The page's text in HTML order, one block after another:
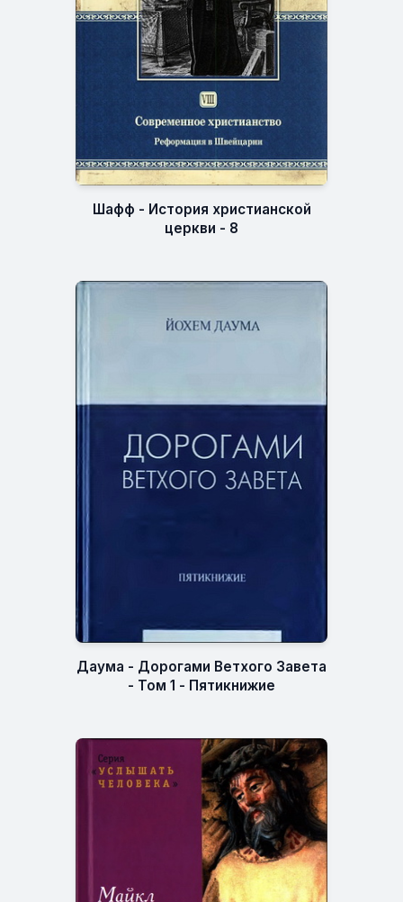
Шафф - История христианской
церкви - 8
Даума - Дорогами Ветхого Завета
- Том 1 - Пятикнижие